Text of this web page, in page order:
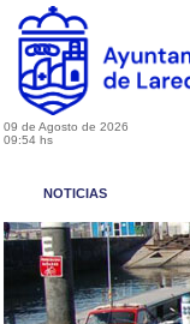
09 de Agosto de 2026
09:54 hs
NOTICIAS